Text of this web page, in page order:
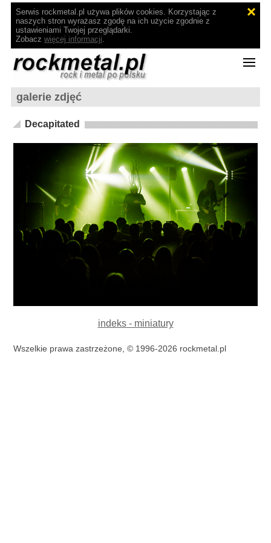
Serwis rockmetal.pl używa plików cookies. Korzystając z
naszych stron wyrażasz zgodę na ich użycie zgodnie z
ustawieniami Twojej przeglądarki.
Zobacz więcej informacji.
galerie zdjęć
Decapitated
indeks - miniatury
Wszelkie prawa zastrzeżone, © 1996-2026 rockmetal.pl